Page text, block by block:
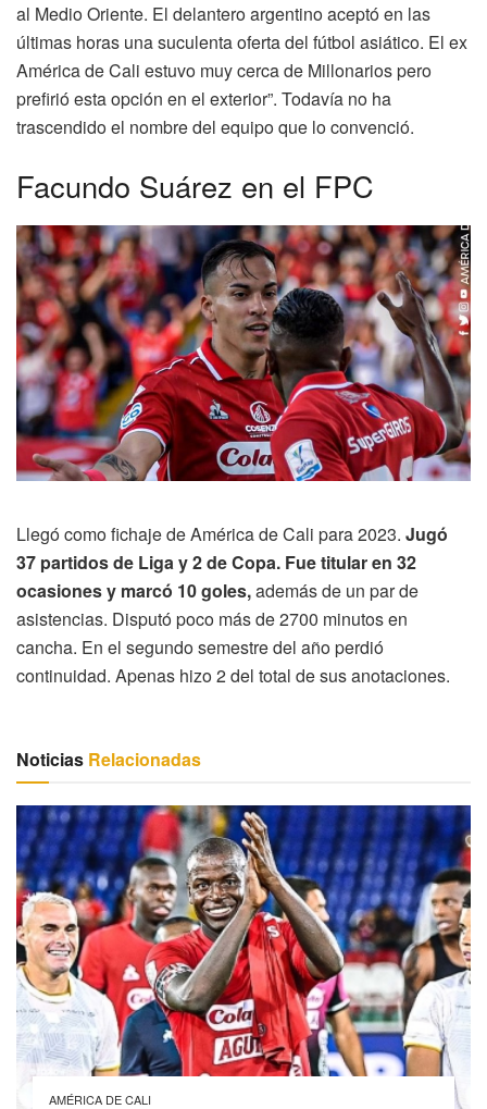
al Medio Oriente. El delantero argentino aceptó en las
últimas horas una suculenta oferta del fútbol asiático. El ex
América de Cali estuvo muy cerca de Millonarios pero
prefirió esta opción en el exterior”. Todavía no ha
trascendido el nombre del equipo que lo convenció.
Facundo Suárez en el FPC
Llegó como fichaje de América de Cali para 2023. Jugó
37 partidos de Liga y 2 de Copa. Fue titular en 32
ocasiones y marcó 10 goles,además de un par de
asistencias. Disputó poco más de 2700 minutos en
cancha. En el segundo semestre del año perdió
continuidad. Apenas hizo 2 del total de sus anotaciones.
Noticias Relacionadas
AMÉRICA DE CALI